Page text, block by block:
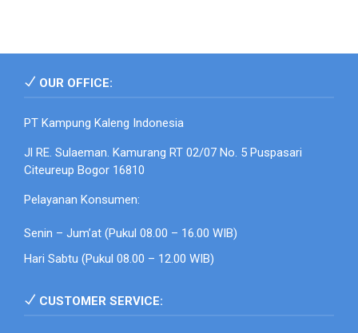
OUR OFFICE:
PT Kampung Kaleng Indonesia
Jl RE. Sulaeman. Kamurang RT 02/07 No. 5 Puspasari
Citeureup Bogor 16810
Pelayanan Konsumen:
Senin – Jum’at (Pukul 08.00 – 16.00 WIB)
Hari Sabtu (Pukul 08.00 – 12.00 WIB)
CUSTOMER SERVICE: